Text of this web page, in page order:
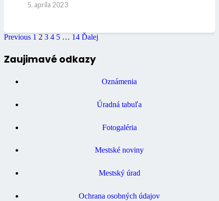
5. apríla 2023
Previous 1 2 3 4 5 … 14 Ďalej
Zaujimavé odkazy
Oznámenia
Úradná tabuľa
Fotogaléria
Mestské noviny
Mestský úrad
Ochrana osobných údajov